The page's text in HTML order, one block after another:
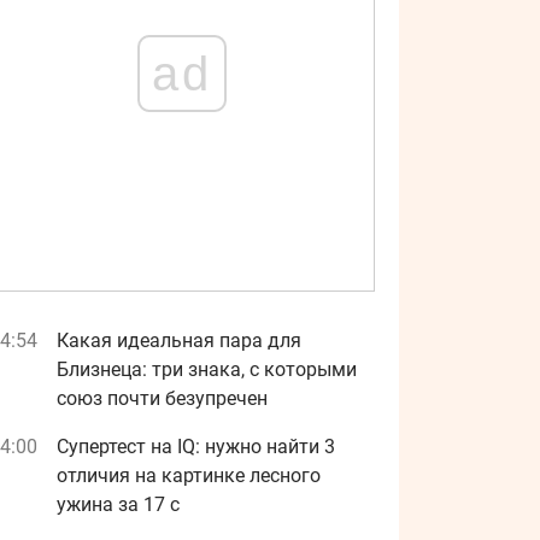
ad
Какая идеальная пара для
Близнеца: три знака, с которыми
союз почти безупречен
Супертест на IQ: нужно найти 3
отличия на картинке лесного
ужина за 17 с